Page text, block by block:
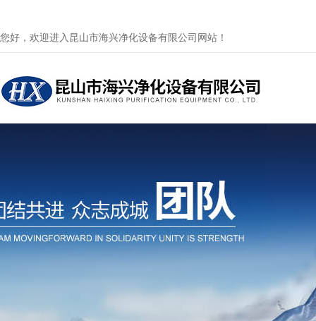
您好，欢迎进入昆山市海兴净化设备有限公司网站！